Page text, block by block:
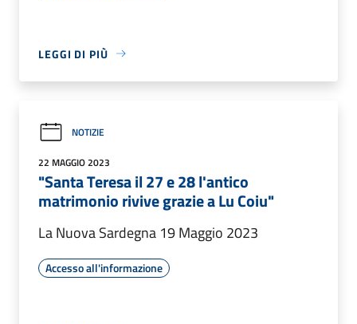
LEGGI DI PIÙ
NOTIZIE
22 MAGGIO 2023
"Santa Teresa il 27 e 28 l'antico
matrimonio rivive grazie a Lu Coiu"
La Nuova Sardegna 19 Maggio 2023
Accesso all'informazione